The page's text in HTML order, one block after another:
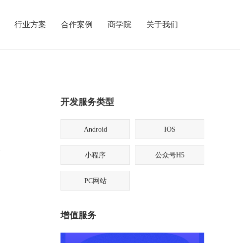
行业方案 合作案例 商学院 关于我们
开发服务类型
Android IOS
小程序 公众号H5
PC网站
增值服务